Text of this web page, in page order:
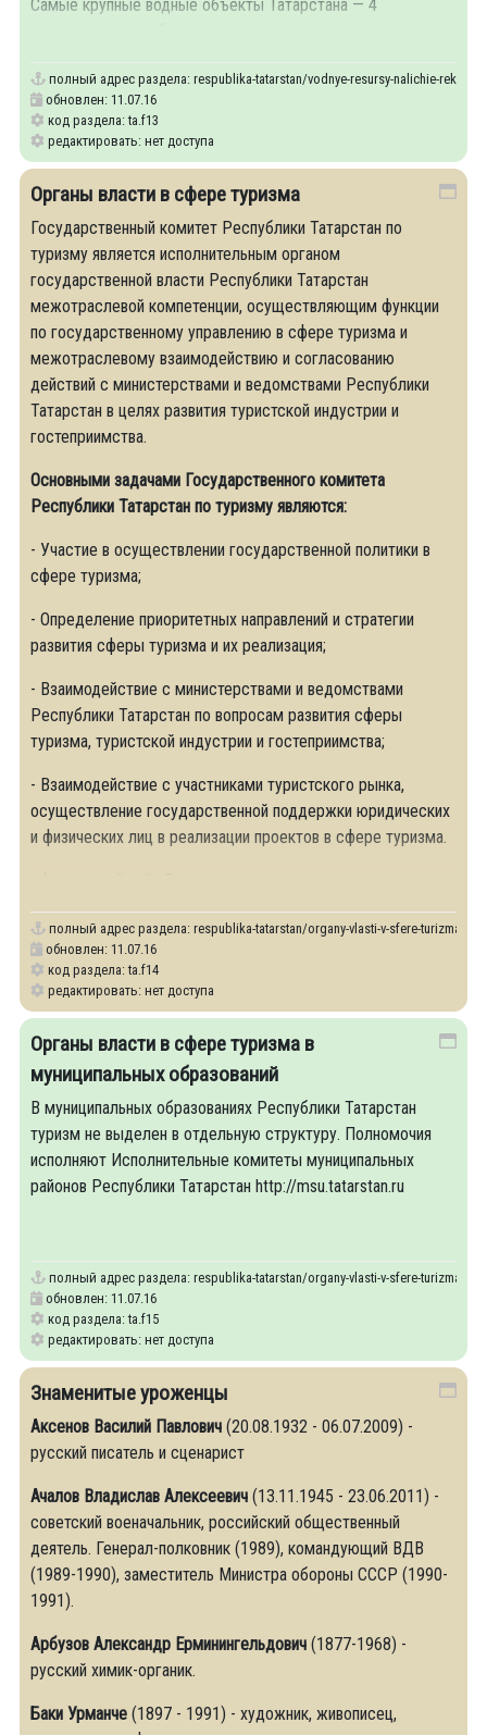
Самые крупные водные объекты Татарстана — 4
полный адрес раздела: respublika-tatarstan/vodnye-resursy-nalichie-rek-ozer
обновлен: 11.07.16
код раздела: ta.f13
редактировать: нет доступа
Органы власти в сфере туризма
Государственный комитет Республики Татарстан по
туризму является исполнительным органом
государственной власти Республики Татарстан
межотраслевой компетенции, осуществляющим функции
по государственному управлению в сфере туризма и
межотраслевому взаимодействию и согласованию
действий с министерствами и ведомствами Республики
Татарстан в целях развития туристской индустрии и
гостеприимства.
Основными задачами Государственного комитета
Республики Татарстан по туризму являются:
- Участие в осуществлении государственной политики в
сфере туризма;
- Определение приоритетных направлений и стратегии
развития сферы туризма и их реализация;
- Взаимодействие с министерствами и ведомствами
Республики Татарстан по вопросам развития сферы
туризма, туристской индустрии и гостеприимства;
- Взаимодействие с участниками туристского рынка,
осуществление государственной поддержки юридических
и физических лиц в реализации проектов в сфере туризма.
полный адрес раздела: respublika-tatarstan/organy-vlasti-v-sfere-turizma
обновлен: 11.07.16
код раздела: ta.f14
редактировать: нет доступа
Органы власти в сфере туризма в
муниципальных образований
В муниципальных образованиях Республики Татарстан
туризм не выделен в отдельную структуру. Полномочия
исполняют Исполнительные комитеты муниципальных
районов Республики Татарстан http://msu.tatarstan.ru
полный адрес раздела: respublika-tatarstan/organy-vlasti-v-sfere-turizma-v-
обновлен: 11.07.16
код раздела: ta.f15
редактировать: нет доступа
Знаменитые уроженцы
Аксенов Василий Павлович (20.08.1932 - 06.07.2009) -
русский писатель и сценарист
Ачалов Владислав Алексеевич (13.11.1945 - 23.06.2011) -
советский военачальник, российский общественный
деятель. Генерал-полковник (1989), командующий ВДВ
(1989-1990), заместитель Министра обороны СССР (1990-
1991).
Арбузов Александр Ерминингельдович (1877-1968) -
русский химик-органик.
Баки Урманче (1897 - 1991) - художник, живописец,